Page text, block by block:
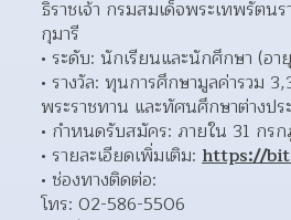
ธิราชเจ้า กรมสมเด็จพระเทพรัตน
กุมารี
ระดับ: นักเรียนและนักศึกษา (อา
รางวัล: ทุนการศึกษามูลค่ารวม
พระราชทาน และทัศนศึกษาต่างปร
กำหนดรับสมัคร: ภายใน 31 กร
รายละเอียดเพิ่มเติม: https://
ช่องทางติดต่อ:
โทร: 02-586-5506